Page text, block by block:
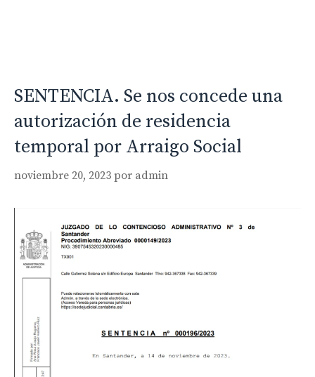
SENTENCIA. Se nos concede una
autorización de residencia
temporal por Arraigo Social
noviembre 20, 2023 por admin